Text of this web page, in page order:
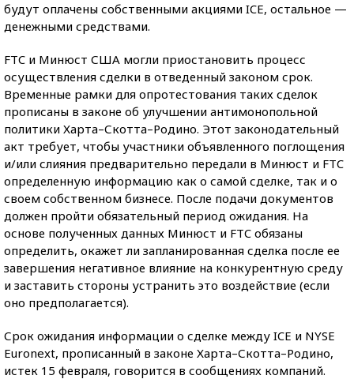
будут оплачены собственными акциями ICE, остальное —
денежными средствами.
FTC и Минюст США могли приостановить процесс
осуществления сделки в отведенный законом срок.
Временные рамки для опротестования таких сделок
прописаны в законе об улучшении антимонопольной
политики Харта–Скотта–Родино. Этот законодательный
акт требует, чтобы участники объявленного поглощения
и/или слияния предварительно передали в Минюст и FTC
определенную информацию как о самой сделке, так и о
своем собственном бизнесе. После подачи документов
должен пройти обязательный период ожидания. На
основе полученных данных Минюст и FTC обязаны
определить, окажет ли запланированная сделка после ее
завершения негативное влияние на конкурентную среду
и заставить стороны устранить это воздействие (если
оно предполагается).
Срок ожидания информации о сделке между ICE и NYSE
Euronext, прописанный в законе Харта–Скотта–Родино,
истек 15 февраля, говорится в сообщениях компаний.